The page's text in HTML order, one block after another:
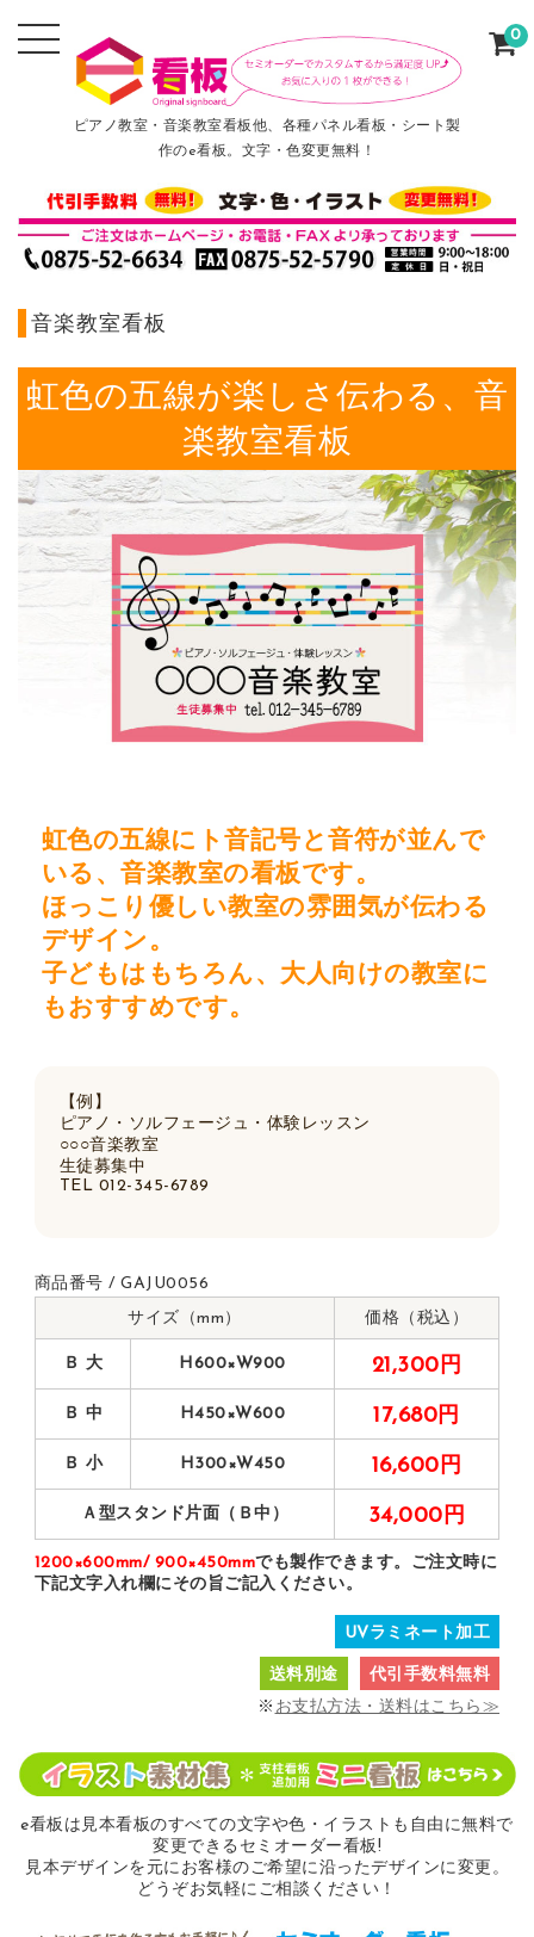
ピアノ教室・音楽教室看板他、各種パネル看板・シート製
作のe看板。文字・色変更無料！
0
音楽教室看板
虹色の五線が楽しさ伝わる、音
楽教室看板
虹色の五線にト音記号と音符が並んで
いる、音楽教室の看板です。
ほっこり優しい教室の雰囲気が伝わる
デザイン。
子どもはもちろん、大人向けの教室に
もおすすめです。
【例】
ピアノ・ソルフェージュ・体験レッスン
○○○音楽教室
生徒募集中
TEL 012-345-6789
商品番号 / GAJU0056
サイズ（mm）
価格（税込）
Ｂ 大 H600×W900 21,300円
Ｂ 中 H450×W600 17,680円
Ｂ 小 H300×W450 16,600円
Ａ型スタンド片面（Ｂ中） 34,000円
1200×600mm/ 900×450mmでも製作できます。ご注文時に
下記文字入れ欄にその旨ご記入ください。
UVラミネート加工
送料別途
代引手数料無料
※ お支払方法・送料はこちら≫
e看板は見本看板のすべての文字や色・イラストも自由に無料で
変更できるセミオーダー看板!
見本デザインを元にお客様のご希望に沿ったデザインに変更。
どうぞお気軽にご相談ください！